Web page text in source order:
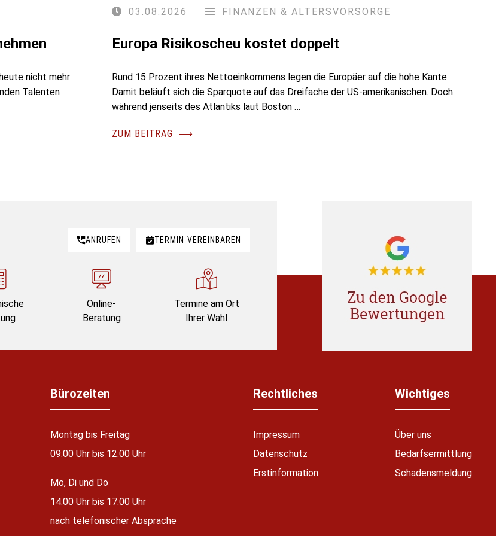
nicht mehr
Talenten
03.08.2026 FINANZEN & ALTERSVORSORGE
Europa Risikoscheu kostet doppelt
Rund 15 Prozent ihres Nettoeinkommens legen die Europäer auf die hohe Kante.
Damit beläuft sich die Sparquote auf das Dreifache der US-amerikanischen. Doch
während jenseits des Atlantiks laut Boston …
ZUM BEITRAG ⟶
ANRUFEN TERMIN VEREINBAREN
Online-
Beratung
Termine am Ort
Ihrer Wahl
Bürozeiten
Montag bis Freitag
09:00 Uhr bis 12:00 Uhr
Mo, Di und Do
14:00 Uhr bis 17:00 Uhr
nach telefonischer Absprache
Rechtliches
Impressum
Datenschutz
Erstinformation
Wichtiges
Über uns
Bedarfsermittlung
Schadensmeldung